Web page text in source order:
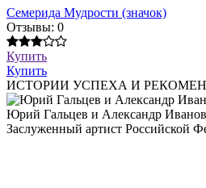
Семерида Мудрости (значок)
Отзывы: 0
Купить
Купить
ИСТОРИИ УСПЕХА И
Юрий Гальцев и Александр Иванов
Заслуженный артист Российской